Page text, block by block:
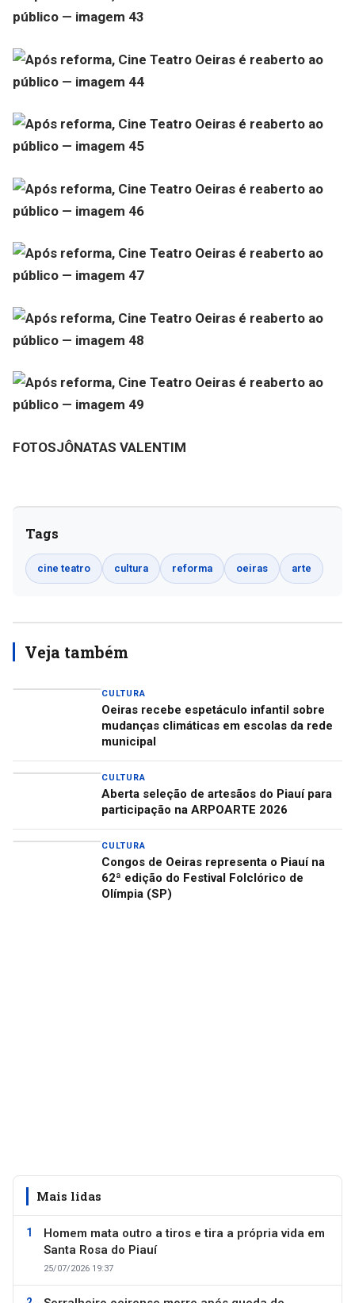
FOTOSJÔNATAS VALENTIM
Tags
cine teatro cultura reforma oeiras arte
Veja também
CULTURA
Oeiras recebe espetáculo infantil sobre
mudanças climáticas em escolas da rede
municipal
CULTURA
Aberta seleção de artesãos do Piauí para
participação na ARPOARTE 2026
CULTURA
Congos de Oeiras representa o Piauí na
62ª edição do Festival Folclórico de
Olímpia (SP)
Mais lidas
Homem mata outro a tiros e tira a própria vida em
Santa Rosa do Piauí
25/07/2026 19:37